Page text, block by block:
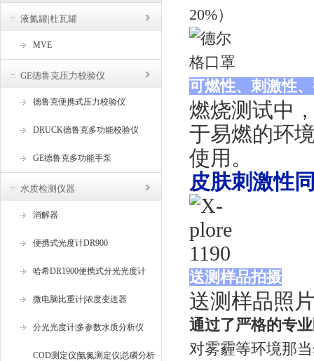
液氮罐|杜瓦罐
MVE
GE德鲁克压力校验仪
德鲁克便携式压力校验仪
DRUCK德鲁克多功能校验仪
GE德鲁克多功能手泵
水质检测仪器
消解器
便携式光度计DR900
哈希DR1900便携式分光光度计
微电脑比重计|浓度变送器
分光光度计|多参数水质分析仪
COD测定仪|氨氮测定仪|总磷分析
20%）
可燃性、刺激性
燃烧测试中
于易燃的环
使用。
皮肤刺激性
送测样品拍摄
送测样品照
通过了严格的专
对雾霾等环境那